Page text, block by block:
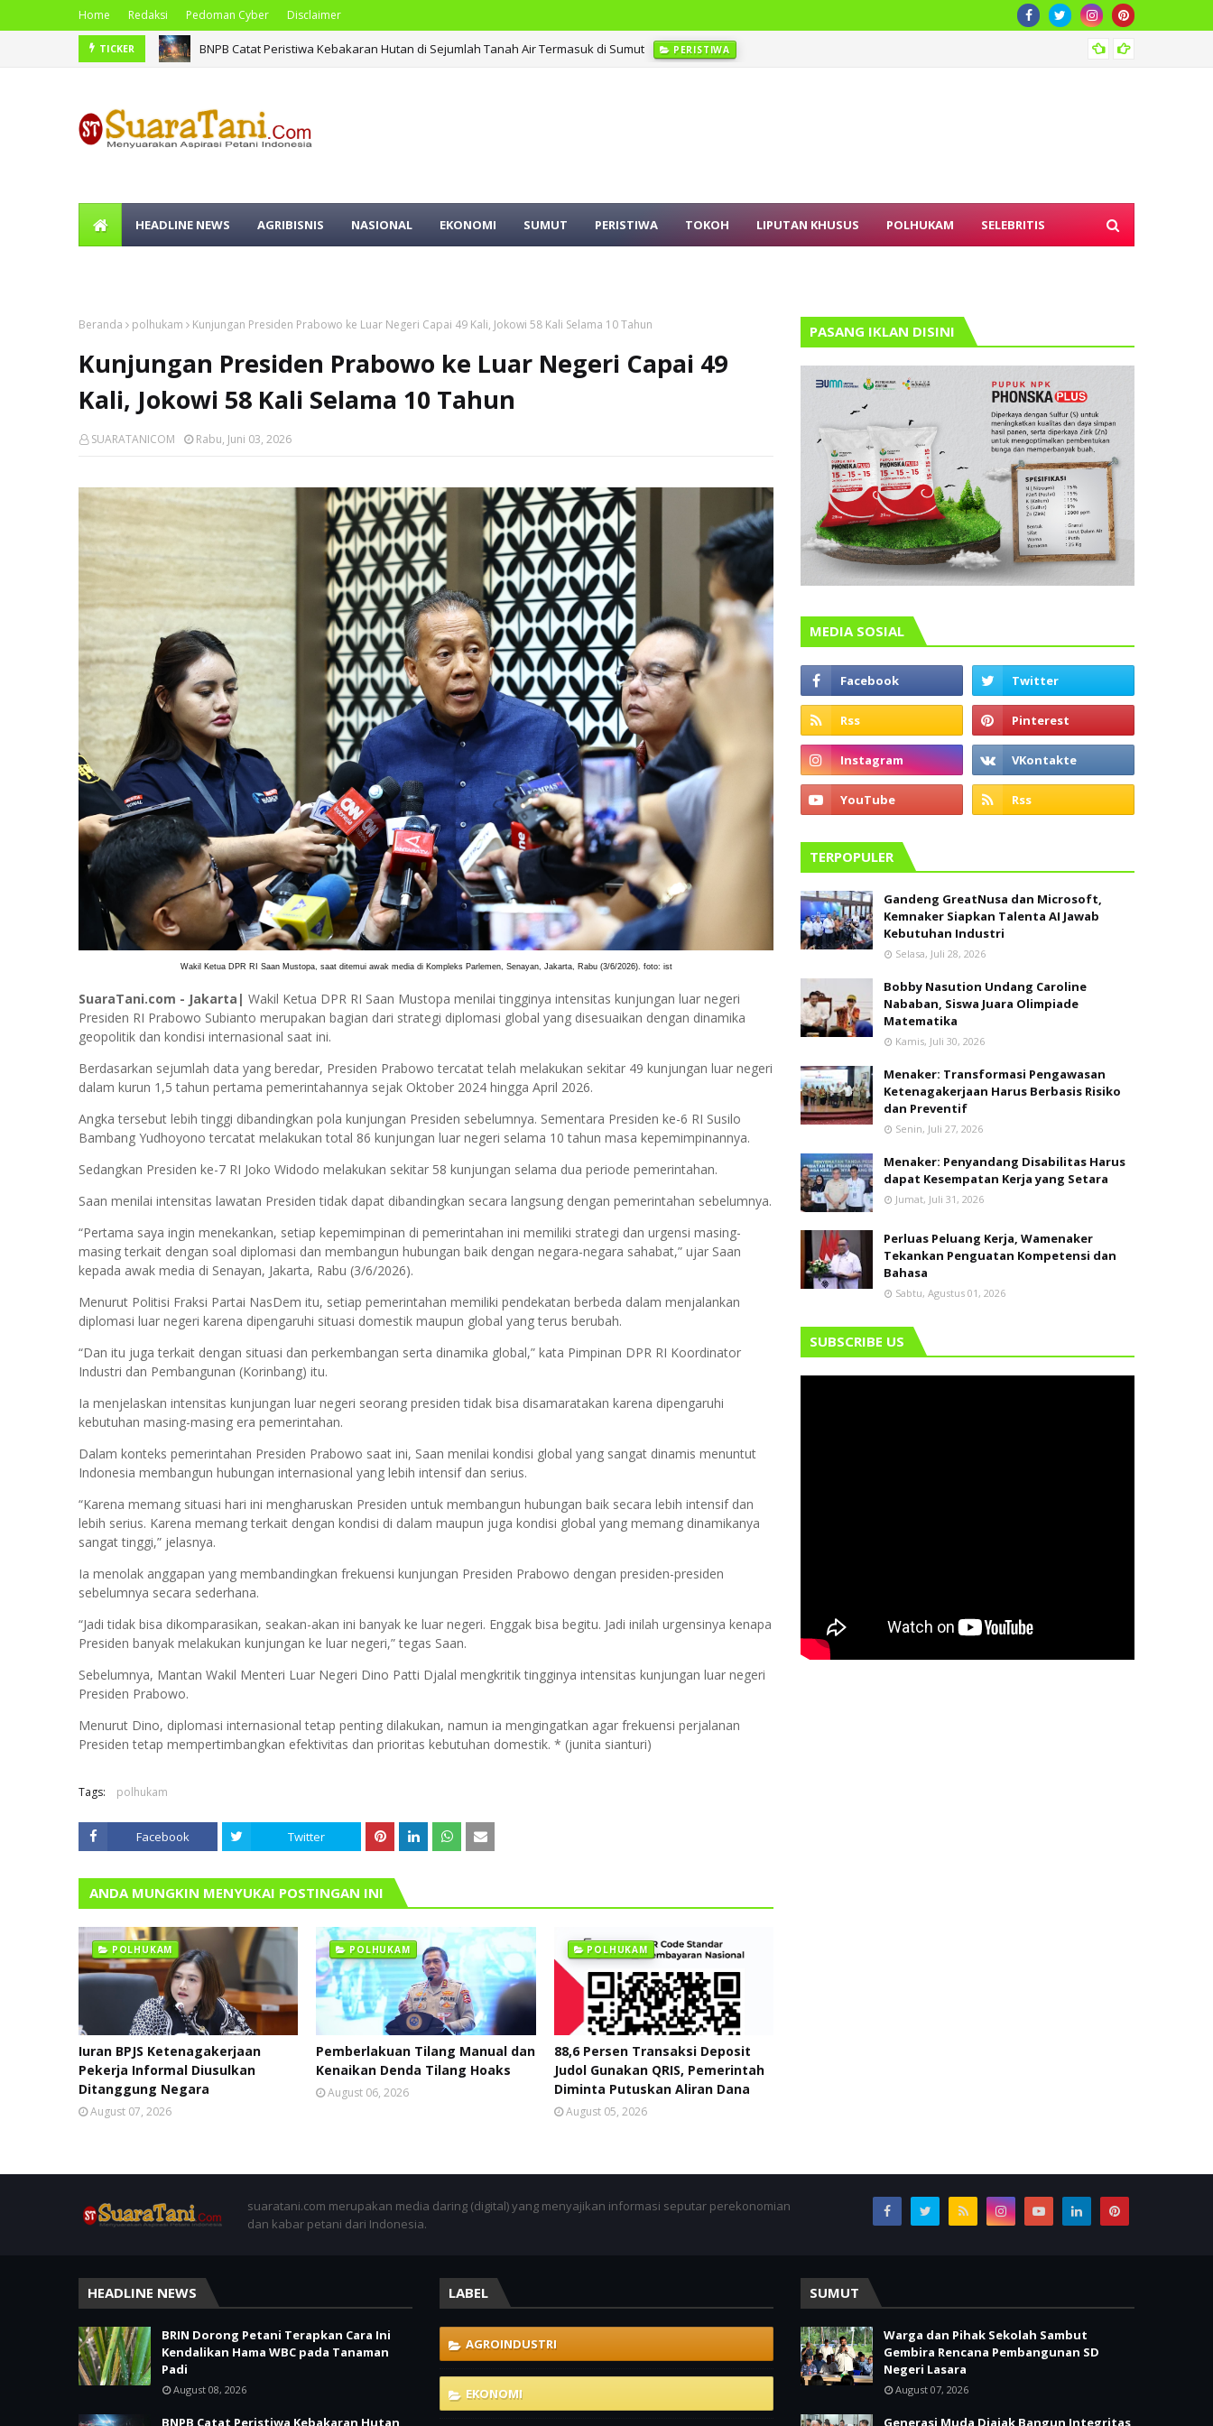
Home Redaksi Pedoman Cyber Disclaimer
TICKER BNPB Catat Peristiwa Kebakaran Hutan di Sejumlah Tanah Air Termasuk di Sumut PERISTIWA
HEADLINE NEWS AGRIBISNIS NASIONAL EKONOMI SUMUT PERISTIWA TOKOH LIPUTAN KHUSUS POLHUKAM SELEBRITIS
Beranda polhukam Kunjungan Presiden Prabowo ke Luar Negeri Capai 49 Kali, Jokowi 58 Kali Selama 10 Tahun
Kunjungan Presiden Prabowo ke Luar Negeri Capai 49
Kali, Jokowi 58 Kali Selama 10 Tahun
SUARATANICOM Rabu, Juni 03, 2026
Wakil Ketua DPR RI Saan Mustopa, saat ditemui awak media di Kompleks Parlemen, Senayan, Jakarta, Rabu (3/6/2026). foto: ist
SuaraTani.com - Jakarta| Wakil Ketua DPR RI Saan Mustopa menilai tingginya intensitas kunjungan luar negeri
Presiden RI Prabowo Subianto merupakan bagian dari strategi diplomasi global yang disesuaikan dengan dinamika
geopolitik dan kondisi internasional saat ini.
Berdasarkan sejumlah data yang beredar, Presiden Prabowo tercatat telah melakukan sekitar 49 kunjungan luar negeri
dalam kurun 1,5 tahun pertama pemerintahannya sejak Oktober 2024 hingga April 2026.
Angka tersebut lebih tinggi dibandingkan pola kunjungan Presiden sebelumnya. Sementara Presiden ke-6 RI Susilo
Bambang Yudhoyono tercatat melakukan total 86 kunjungan luar negeri selama 10 tahun masa kepemimpinannya.
Sedangkan Presiden ke-7 RI Joko Widodo melakukan sekitar 58 kunjungan selama dua periode pemerintahan.
Saan menilai intensitas lawatan Presiden tidak dapat dibandingkan secara langsung dengan pemerintahan sebelumnya.
“Pertama saya ingin menekankan, setiap kepemimpinan di pemerintahan ini memiliki strategi dan urgensi masing-
masing terkait dengan soal diplomasi dan membangun hubungan baik dengan negara-negara sahabat,” ujar Saan
kepada awak media di Senayan, Jakarta, Rabu (3/6/2026).
Menurut Politisi Fraksi Partai NasDem itu, setiap pemerintahan memiliki pendekatan berbeda dalam menjalankan
diplomasi luar negeri karena dipengaruhi situasi domestik maupun global yang terus berubah.
“Dan itu juga terkait dengan situasi dan perkembangan serta dinamika global,” kata Pimpinan DPR RI Koordinator
Industri dan Pembangunan (Korinbang) itu.
Ia menjelaskan intensitas kunjungan luar negeri seorang presiden tidak bisa disamaratakan karena dipengaruhi
kebutuhan masing-masing era pemerintahan.
Dalam konteks pemerintahan Presiden Prabowo saat ini, Saan menilai kondisi global yang sangat dinamis menuntut
Indonesia membangun hubungan internasional yang lebih intensif dan serius.
“Karena memang situasi hari ini mengharuskan Presiden untuk membangun hubungan baik secara lebih intensif dan
lebih serius. Karena memang terkait dengan kondisi di dalam maupun juga kondisi global yang memang dinamikanya
sangat tinggi,” jelasnya.
Ia menolak anggapan yang membandingkan frekuensi kunjungan Presiden Prabowo dengan presiden-presiden
sebelumnya secara sederhana.
“Jadi tidak bisa dikomparasikan, seakan-akan ini banyak ke luar negeri. Enggak bisa begitu. Jadi inilah urgensinya kenapa
Presiden banyak melakukan kunjungan ke luar negeri,” tegas Saan.
Sebelumnya, Mantan Wakil Menteri Luar Negeri Dino Patti Djalal mengkritik tingginya intensitas kunjungan luar negeri
Presiden Prabowo.
Menurut Dino, diplomasi internasional tetap penting dilakukan, namun ia mengingatkan agar frekuensi perjalanan
Presiden tetap mempertimbangkan efektivitas dan prioritas kebutuhan domestik. * (junita sianturi)
Tags: polhukam
Facebook Twitter
ANDA MUNGKIN MENYUKAI POSTINGAN INI
POLHUKAM
Iuran BPJS Ketenagakerjaan
Pekerja Informal Diusulkan
Ditanggung Negara
August 07, 2026
POLHUKAM
Pemberlakuan Tilang Manual dan
Kenaikan Denda Tilang Hoaks
August 06, 2026
POLHUKAM
88,6 Persen Transaksi Deposit
Judol Gunakan QRIS, Pemerintah
Diminta Putuskan Aliran Dana
August 05, 2026
PASANG IKLAN DISINI
MEDIA SOSIAL
TERPOPULER
Gandeng GreatNusa dan Microsoft,
Kemnaker Siapkan Talenta AI Jawab
Kebutuhan Industri
Selasa, Juli 28, 2026
Bobby Nasution Undang Caroline
Nababan, Siswa Juara Olimpiade
Matematika
Kamis, Juli 30, 2026
Menaker: Transformasi Pengawasan
Ketenagakerjaan Harus Berbasis Risiko
dan Preventif
Senin, Juli 27, 2026
Menaker: Penyandang Disabilitas Harus
dapat Kesempatan Kerja yang Setara
Jumat, Juli 31, 2026
Perluas Peluang Kerja, Wamenaker
Tekankan Penguatan Kompetensi dan
Bahasa
Sabtu, Agustus 01, 2026
SUBSCRIBE US
suaratani.com merupakan media daring (digital) yang menyajikan informasi seputar perekonomian
dan kabar petani dari Indonesia.
HEADLINE NEWS
BRIN Dorong Petani Terapkan Cara Ini
Kendalikan Hama WBC pada Tanaman
Padi
August 08, 2026
BNPB Catat Peristiwa Kebakaran Hutan
LABEL
AGROINDUSTRI
EKONOMI
SUMUT
Warga dan Pihak Sekolah Sambut
Gembira Rencana Pembangunan SD
Negeri Lasara
August 07, 2026
Generasi Muda Diajak Bangun Integritas